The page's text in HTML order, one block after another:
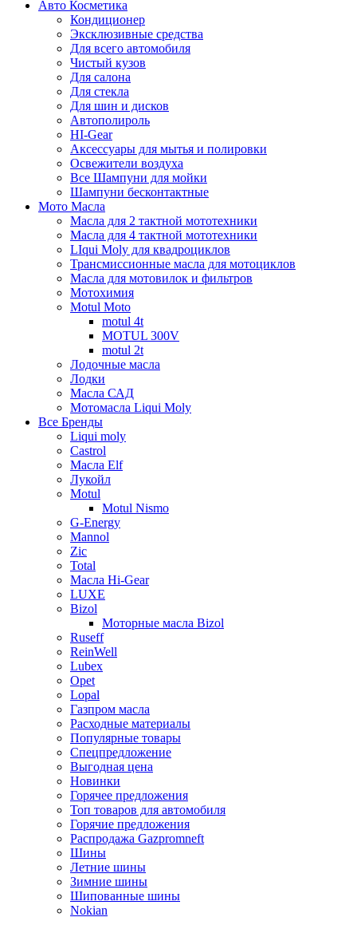
Авто Косметика
Кондиционер
Эксклюзивные средства
Для всего автомобиля
Чистый кузов
Для салона
Для стекла
Для шин и дисков
Автополироль
HI-Gear
Аксессуары для мытья и полировки
Освежители воздуха
Все Шампуни для мойки
Шампуни бесконтактные
Мото Масла
Масла для 2 тактной мототехники
Масла для 4 тактной мототехники
LIqui Moly для квадроциклов
Трансмиссионные масла для мотоциклов
Масла для мотовилок и фильтров
Мотохимия
Motul Moto
motul 4t
MOTUL 300V
motul 2t
Лодочные масла
Лодки
Масла САД
Мотомасла Liqui Moly
Все Бренды
Liqui moly
Castrol
Масла Elf
Лукойл
Motul
Motul Nismo
G-Energy
Mannol
Zic
Total
Масла Hi-Gear
LUXE
Bizol
Моторные масла Bizol
Ruseff
ReinWell
Lubex
Opet
Lopal
Газпром масла
Расходные материалы
Популярные товары
Спецпредложение
Выгодная цена
Новинки
Горячее предложения
Топ товаров для автомобиля
Горячие предложения
Распродажа Gazpromneft
Шины
Летние шины
Зимние шины
Шипованные шины
Nokian